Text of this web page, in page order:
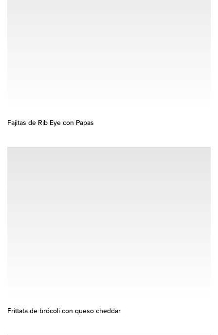
Fajitas de Rib Eye con Papas
Frittata de brócoli con queso cheddar